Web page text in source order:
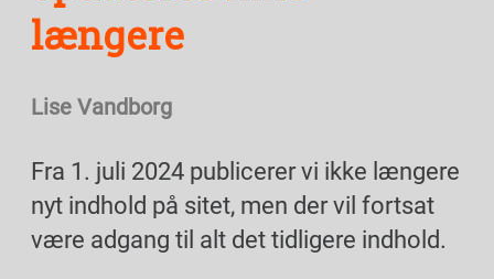
længere
Lise Vandborg
Fra 1. juli 2024 publicerer vi ikke længere
nyt indhold på sitet, men der vil fortsat
være adgang til alt det tidligere indhold.